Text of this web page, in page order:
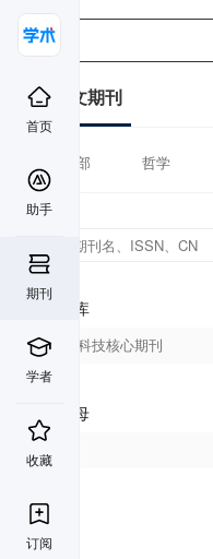
首页
助手
期刊
学者
收藏
订阅
中文期刊
全部 哲学
数据库
中国科技核心期刊
首字母